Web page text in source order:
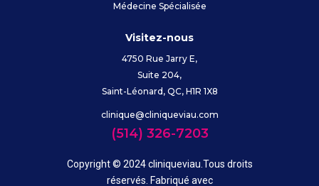
Médecine Spécialisée
Visitez-nous
4750 Rue Jarry E,
Suite 204,
Saint-Léonard, QC, H1R 1X8
clinique@cliniqueviau.com
(514) 326-7203
Copyright © 2024 cliniqueviau.Tous droits
réservés. Fabriqué avec